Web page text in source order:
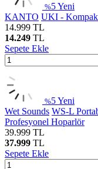
%5Yeni
KANTO UKI -
14.999 TL
14.249 TL
Sepete Ekle
%5Yeni
Wet Sounds WS-L
Profesyonel Hoparlör
39.999 TL
37.999 TL
Sepete Ekle